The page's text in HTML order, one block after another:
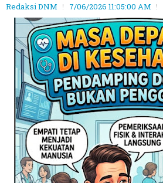
Redaksi DNM 7/06/2026 11:05:00 AM